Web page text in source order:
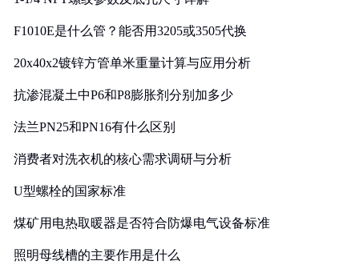
F1010E是什么管？能否用3205或3505代换
20x40x2镀锌方管单米重量计算与应用分析
抗渗混凝土中P6和P8膨胀剂分别加多少
法兰PN25和PN16有什么区别
消费者对洗衣机的核心需求调研与分析
U型螺栓的国家标准
煤矿用电热取暖器是否符合防爆电气设备标准
照明母线槽的主要作用是什么